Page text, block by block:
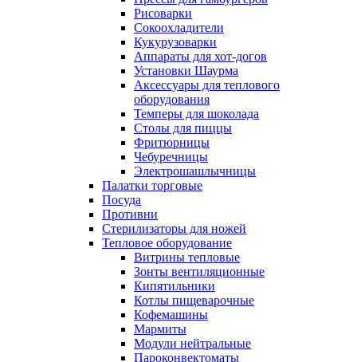
Рисоварки
Сокоохладители
Кукурузоварки
Аппараты для хот-догов
Установки Шаурма
Аксессуары для теплового
оборудования
Темперы для шоколада
Столы для пиццы
Фритюрницы
Чебуречницы
Электрошашлычницы
Палатки торговые
Посуда
Противни
Стерилизаторы для ножей
Тепловое оборудование
Витрины тепловые
Зонты вентиляционные
Кипятильники
Котлы пищеварочные
Кофемашины
Мармиты
Модули нейтральные
Пароконвектоматы